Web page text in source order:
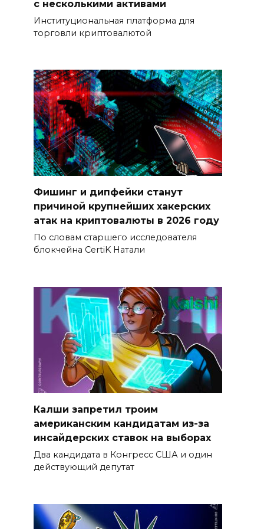
с несколькими активами
Институциональная платформа для
торговли криптовалютой
Фишинг и дипфейки станут
причиной крупнейших хакерских
атак на криптовалюты в 2026 году
По словам старшего исследователя
блокчейна CertiK Натали
Калши запретил троим
американским кандидатам из-за
инсайдерских ставок на выборах
Два кандидата в Конгресс США и один
действующий депутат